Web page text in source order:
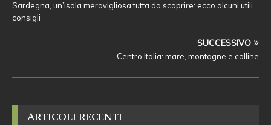
Sardegna, un’isola meravigliosa tutta da scoprire: ecco alcuni utili
consigli
SUCCESSIVO
Centro Italia: mare, montagne e colline
ARTICOLI RECENTI